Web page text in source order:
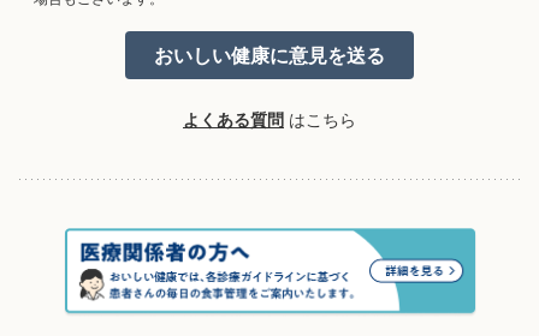
よくある質問 はこちら